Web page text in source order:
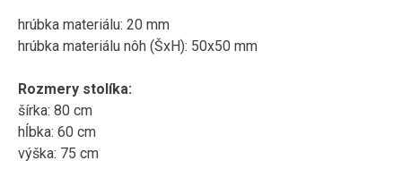
hrúbka materiálu: 20 mm
hrúbka materiálu nôh (ŠxH): 50x50 mm
Rozmery stolíka:
šírka: 80 cm
hĺbka: 60 cm
výška: 75 cm